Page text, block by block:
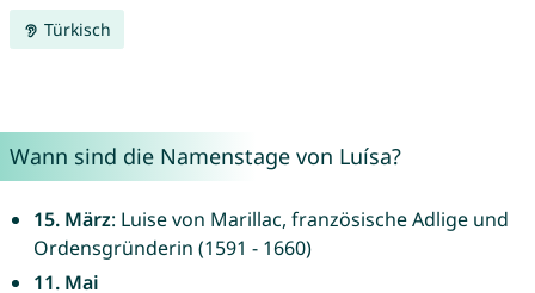
Türkisch
Wann sind die Namenstage von Luísa?
15. März: Luise von Marillac, französische Adlige und
Ordensgründerin (1591 - 1660)
11. Mai